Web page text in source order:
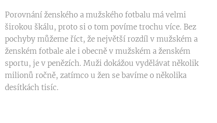
Porovnání ženského a mužského fotbalu má velmi
širokou škálu, proto si o tom povíme trochu více. Bez
pochyby můžeme říct, že největší rozdíl v mužském a
ženském fotbale ale i obecně v mužském a ženském
sportu, je v penězích. Muži dokážou vydělávat několik
milionů ročně, zatímco u žen se bavíme o několika
desítkách tisíc.